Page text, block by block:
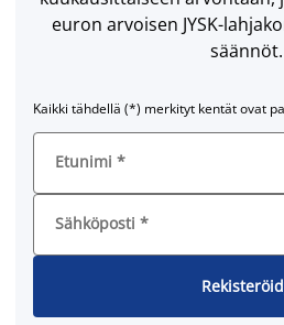
euron arvoisen JYSK-
säännöt.
Kaikki tähdellä (*) merkityt kentät ovat
Etunimi *
Sähköposti *